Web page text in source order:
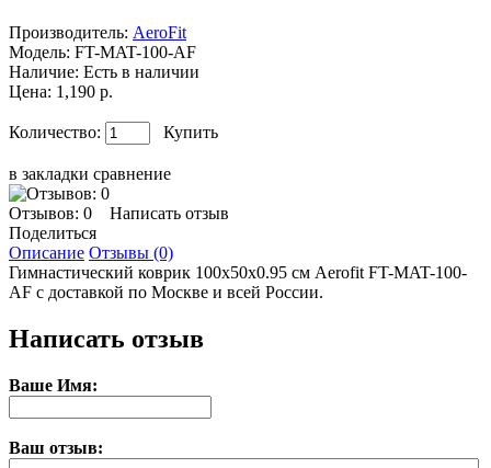
Производитель: AeroFit
Модель: FT-MAT-100-AF
Наличие: Есть в наличии
Цена: 1,190 р.
Количество: Купить
в закладки сравнение
Отзывов: 0
Написать отзыв
Поделиться
Описание Отзывы (0)
Гимнастический коврик 100x50x0.95 см Aerofit FT-MAT-100-
AF с доставкой по Москве и всей России.
Написать отзыв
Ваше Имя:
Ваш отзыв: